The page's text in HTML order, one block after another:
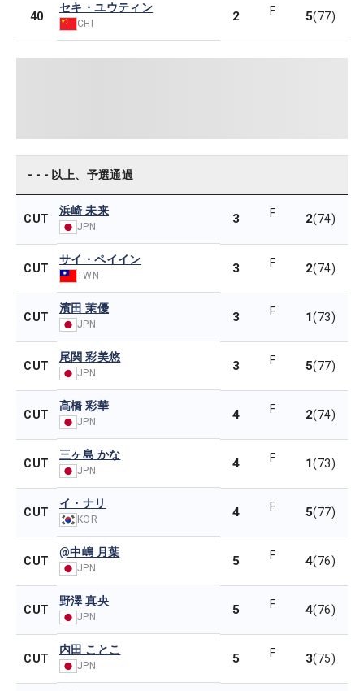
40
セキ・ユウティン
CHI 2 F 5(77)
- - - 以上、予選通過
CUT
浜崎 未来
JPN
3 F 2(74)
CUT
サイ・ペイイン
TWN 3 F 2(74)
CUT
濱田 茉優
JPN 3 F 1(73)
CUT
尾関 彩美悠
JPN 3 F 5(77)
CUT
髙橋 彩華
JPN 4 F 2(74)
CUT
三ヶ島 かな
JPN 4 F 1(73)
CUT
イ・ナリ
KOR 4 F 5(77)
CUT
@中嶋 月葉
JPN 5 F 4(76)
CUT
野澤 真央
JPN 5 F 4(76)
CUT
内田 ことこ
JPN 5 F 3(75)